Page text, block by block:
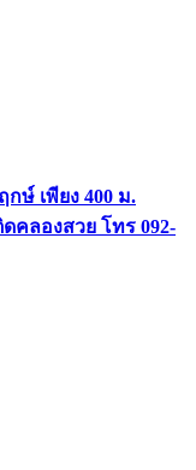
ษ์ เพียง 400 ม.
คลองสวย โทร 092-